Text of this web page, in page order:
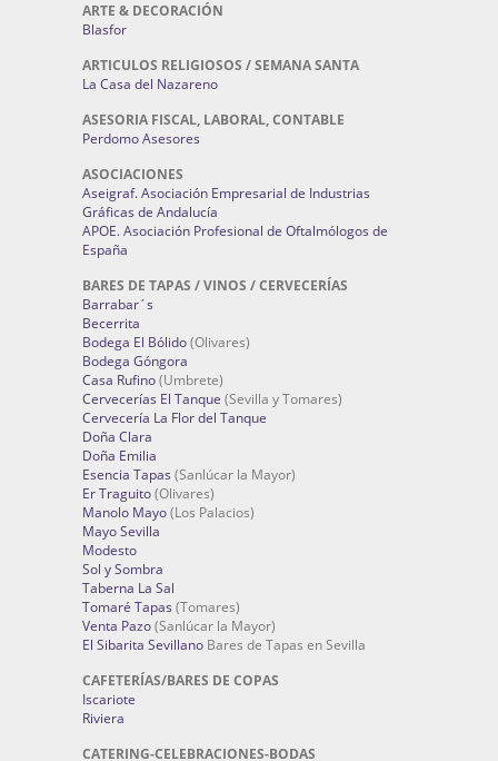
ARTE & DECORACIÓN
Blasfor
ARTICULOS RELIGIOSOS / SEMANA SANTA
La Casa del Nazareno
ASESORIA FISCAL, LABORAL, CONTABLE
Perdomo Asesores
ASOCIACIONES
Aseigraf. Asociación Empresarial de Industrias
Gráficas de Andalucía
APOE. Asociación Profesional de Oftalmólogos de
España
BARES DE TAPAS / VINOS / CERVECERÍAS
Barrabar´s
Becerrita
Bodega El Bólido(Olivares)
Bodega Góngora
Casa Rufino(Umbrete)
Cervecerías El Tanque (Sevilla y Tomares)
Cervecería La Flor del Tanque
Doña Clara
Doña Emilia
Esencia Tapas (Sanlúcar la Mayor)
Er Traguito(Olivares)
Manolo Mayo(Los Palacios)
Mayo Sevilla
Modesto
Sol y Sombra
Taberna La Sal
Tomaré Tapas (Tomares)
Venta Pazo(Sanlúcar la Mayor)
El Sibarita Sevillano Bares de Tapas en Sevilla
CAFETERÍAS/BARES DE COPAS
Iscariote
Riviera
CATERING-CELEBRACIONES-BODAS